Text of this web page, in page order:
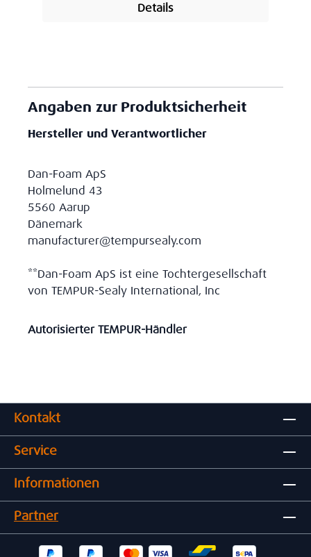
Details
Angaben zur Produktsicherheit
Hersteller und Verantwortlicher
Dan-Foam ApS
Holmelund 43
5560 Aarup
Dänemark
manufacturer@tempursealy.com
**Dan-Foam ApS ist eine Tochtergesellschaft
von TEMPUR-Sealy International, Inc
Autorisierter TEMPUR-Händler
Kontakt
Service
Informationen
Partner